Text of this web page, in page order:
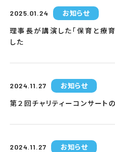
2025.01.24
お知らせ
理事長が講演した「保育と療
した
2024.11.27
お知らせ
第２回チャリティーコンサート
2024.11.27
お知らせ